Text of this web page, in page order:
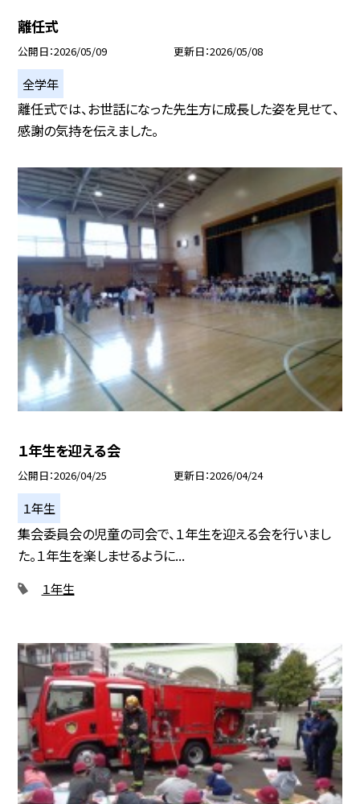
離任式
公開日 2026/05/09 更新日 2026/05/08
全学年
離任式では、お世話になった先生方に成長した姿を見せて、
感謝の気持を伝えました。
１年生を迎える会
公開日 2026/04/25 更新日 2026/04/24
１年生
集会委員会の児童の司会で、１年生を迎える会を行いまし
た。１年生を楽しませるように...
１年生